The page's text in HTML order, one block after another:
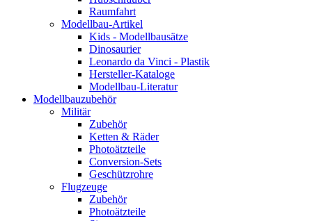
Raumfahrt
Modellbau-Artikel
Kids - Modellbausätze
Dinosaurier
Leonardo da Vinci - Plastik
Hersteller-Kataloge
Modellbau-Literatur
Modellbauzubehör
Militär
Zubehör
Ketten & Räder
Photoätzteile
Conversion-Sets
Geschützrohre
Flugzeuge
Zubehör
Photoätzteile